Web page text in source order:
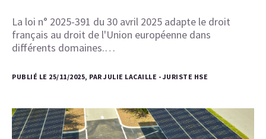
La loi n° 2025-391 du 30 avril 2025 adapte le droit
français au droit de l'Union européenne dans
différents domaines.…
PUBLIÉ LE 25/11/2025, PAR JULIE LACAILLE - JURISTE HSE